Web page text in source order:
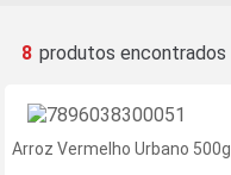
8
Arroz Vermelho Urbano 500g